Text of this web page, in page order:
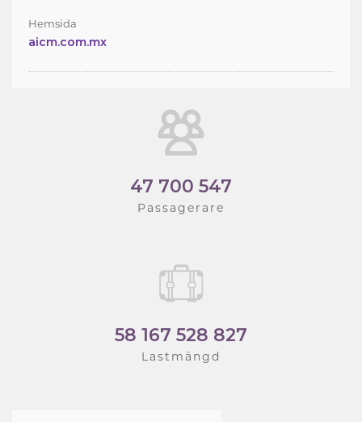
Hemsida
aicm.com.mx
47 700 547
Passagerare
58 167 528 827
Lastmängd